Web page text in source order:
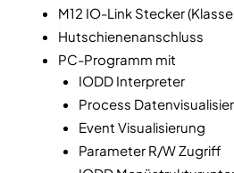
M12 IO-Link Stecker (Klasse
Hutschienenanschluss
PC-Programm mit
IODD Interpreter
Process
Event Visualisierung
Parameter R/W Zugriff